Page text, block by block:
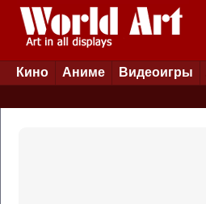
Кино Аниме Видеоигры